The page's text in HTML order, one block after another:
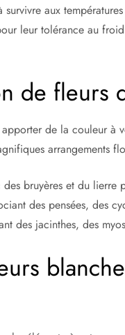
aux
leur tolérance au
de fleurs
de la couleur à
arrangements
bruyères et du lierre
des pensées, des
des jacinthes, des